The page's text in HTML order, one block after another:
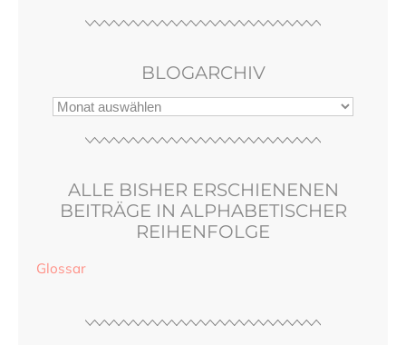
BLOGARCHIV
ALLE BISHER ERSCHIENENEN
BEITRÄGE IN ALPHABETISCHER
REIHENFOLGE
Glossar